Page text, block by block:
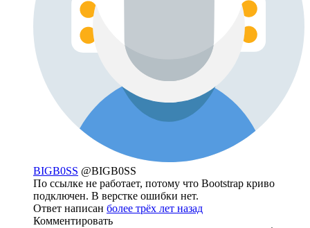
BIGB0SS @BIGB0SS
По ссылке не работает, потому что Bootstrap криво
подключен. В верстке ошибки нет.
Ответ написан более трёх лет назад
Комментировать